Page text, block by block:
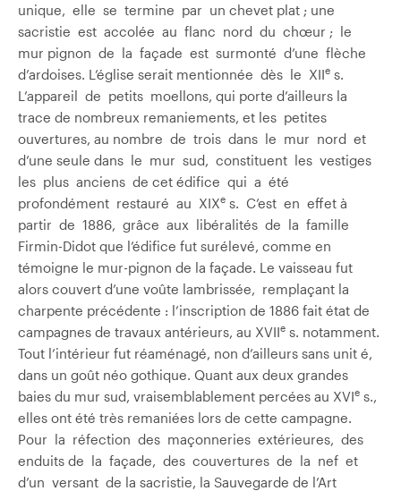
unique, elle se termine par un chevet plat ; une
sacristie est accolée au flanc nord du chœur ; le
mur pignon de la façade est surmonté d’une flèche
d’ardoises. L’église serait mentionnée dès le XIIe s.
L’appareil de petits moellons, qui porte d’ailleurs la
trace de nombreux remaniements, et les petites
ouvertures, au nombre de trois dans le mur nord et
d’une seule dans le mur sud, constituent les vestiges
les plus anciens de cet édifice qui a été
profondément restauré au XIXe s. C’est en effet à
partir de 1886, grâce aux libéralités de la famille
Firmin-Didot que l’édifice fut surélevé, comme en
témoigne le mur-pignon de la façade. Le vaisseau fut
alors couvert d’une voûte lambrissée, remplaçant la
charpente précédente : l’inscription de 1886 fait état de
campagnes de travaux antérieurs, au XVIIe s. notamment.
Tout l’intérieur fut réaménagé, non d’ailleurs sans unit é,
dans un goût néo­ gothique. Quant aux deux grandes
baies du mur sud, vraisemblablement percées au XVIe s.,
elles ont été très remaniées lors de cette campagne.
Pour la réfection des maçonneries extérieures, des
enduits de la façade, des couvertures de la nef et
d’un versant de la sacristie, la Sauvegarde de l’Art